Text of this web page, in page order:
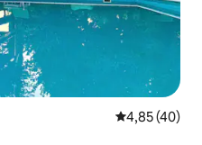
Calificación
4,85 (40)